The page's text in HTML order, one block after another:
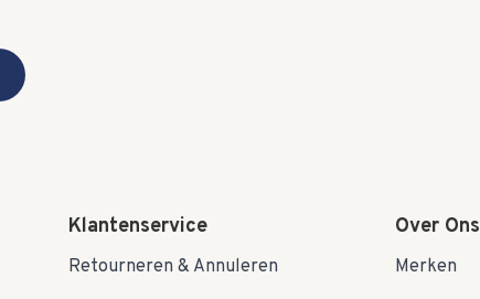
Klantenservice
Retourneren & Annuleren
Over Ons
Merken